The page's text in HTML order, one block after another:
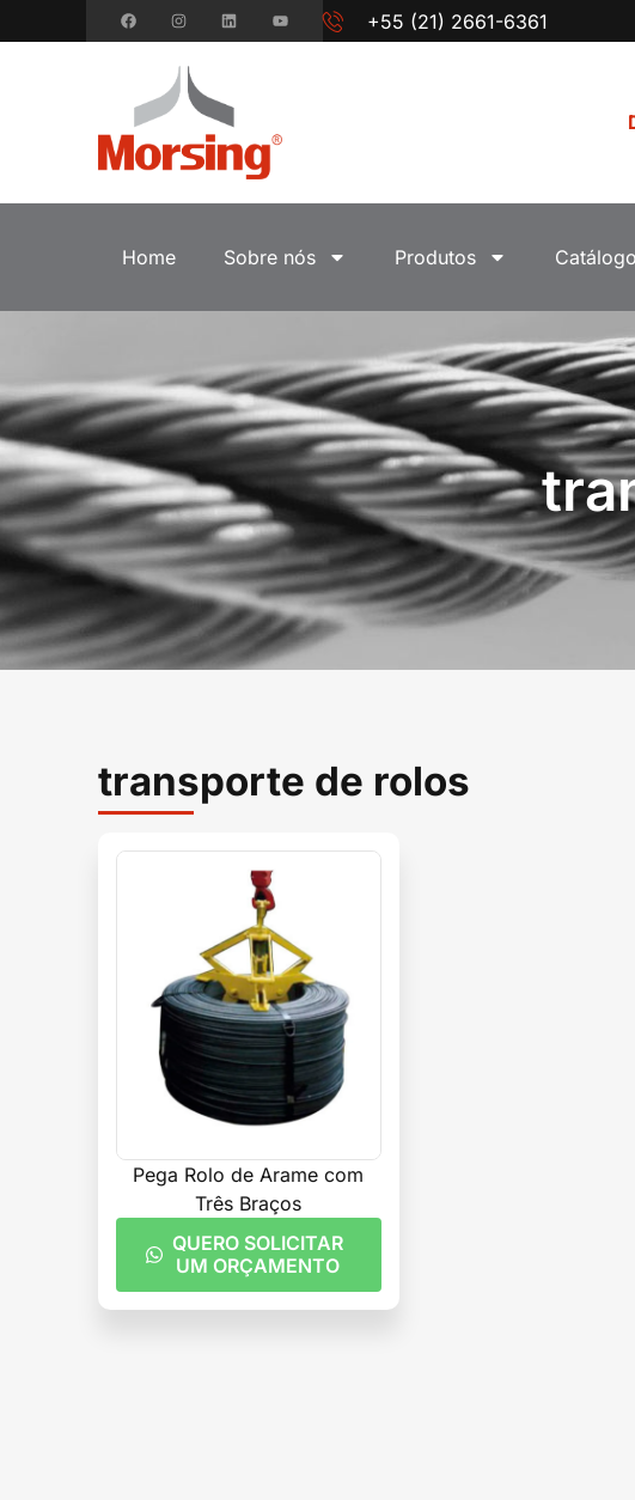
+55 (21) 2661-6361
Home Sobre nós Produtos
transporte de rolos
Pega Rolo de Arame com
Três Braços
QUERO SOLICITAR
UM ORÇAMENTO